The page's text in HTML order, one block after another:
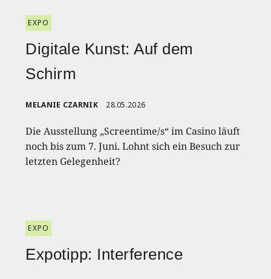
EXPO
Digitale Kunst: Auf dem
Schirm
MELANIE CZARNIK 28.05.2026
Die Ausstellung „Screentime/s“ im Casino läuft
noch bis zum 7. Juni. Lohnt sich ein Besuch zur
letzten Gelegenheit?
EXPO
Expotipp: Interference